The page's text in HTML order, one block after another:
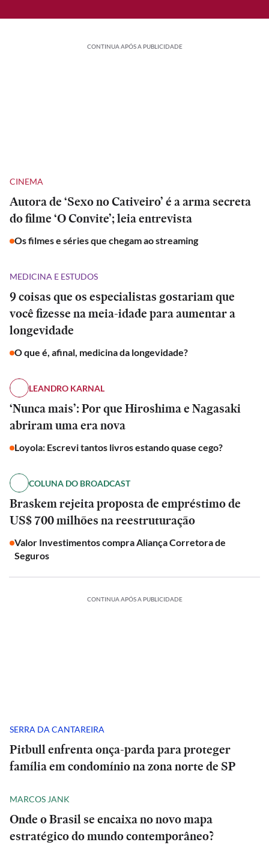
CONTINUA APÓS A PUBLICIDADE
CINEMA
Autora de ‘Sexo no Cativeiro’ é a arma secreta
do filme ‘O Convite’; leia entrevista
Os filmes e séries que chegam ao streaming
MEDICINA E ESTUDOS
9 coisas que os especialistas gostariam que
você fizesse na meia-idade para aumentar a
longevidade
O que é, afinal, medicina da longevidade?
LEANDRO KARNAL
‘Nunca mais’: Por que Hiroshima e Nagasaki
abriram uma era nova
Loyola: Escrevi tantos livros estando quase cego?
COLUNA DO BROADCAST
Braskem rejeita proposta de empréstimo de
US$ 700 milhões na reestruturação
Valor Investimentos compra Aliança Corretora de
Seguros
CONTINUA APÓS A PUBLICIDADE
SERRA DA CANTAREIRA
Pitbull enfrenta onça-parda para proteger
família em condomínio na zona norte de SP
MARCOS JANK
Onde o Brasil se encaixa no novo mapa
estratégico do mundo contemporâneo?